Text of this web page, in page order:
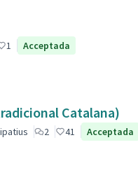
1 Acceptada
Catalana)
2 41 Acceptada